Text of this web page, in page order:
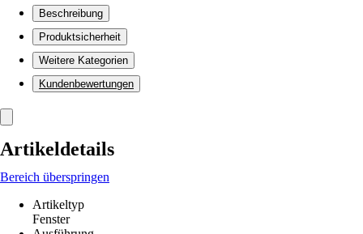
Beschreibung
Produktsicherheit
Weitere Kategorien
Kundenbewertungen
Artikeldetails
Bereich überspringen
Artikeltyp
Fenster